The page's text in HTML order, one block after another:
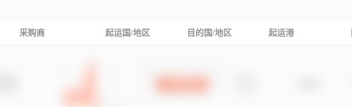
采购商 起运国/地区 目的国/地区 起运港